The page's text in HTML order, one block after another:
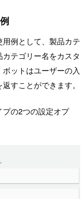
例として、製品カテ
テゴリー名をカスタ
ットはユーザーの入
すことができます。
の2つの設定オプ